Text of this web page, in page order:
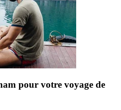
pour votre voyage de